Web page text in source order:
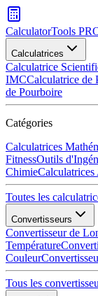
CalculatorTools
Calculatrices
Calculatrice
IMCCalculatrice de
de Pourboire
Catégories
Calculatrices
FitnessOutils
ChimieCalculatrices
Toutes les
Convertisseurs
Convertisseur de
Température
Couleur
Tous les